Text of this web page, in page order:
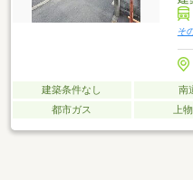
そ
建築条件なし 南
都市ガス
上